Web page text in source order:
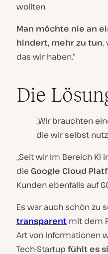
wollten.
Man möchte nie an
hindert, mehr zu tun,
das wir haben.“
Die
„Wir brauchten
die wir selbst
„Seit wir im Bereich KI
die Google Cloud
Kunden ebenfalls auf
Es war auch schön zu
transparent mit dem
Art von Informationen
Tech-Startup fühlt es